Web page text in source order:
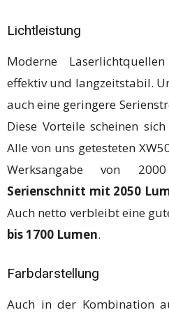
Lichtleistung
Moderne
effektiv und langzeitstabil.
auch eine geringere
Diese Vorteile scheinen
Alle von uns getesteten
Werksangabe von
Serienschnitt mit 2050
Auch netto verbleibt eine
bis 1700 Lumen.
Farbdarstellung
Auch in der Kombination